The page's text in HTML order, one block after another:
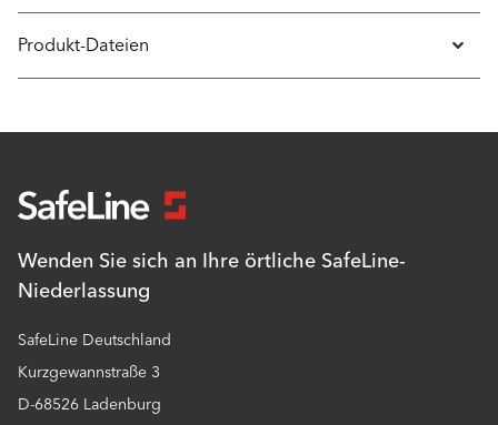
Produkt-Dateien
Wenden Sie sich an Ihre örtliche SafeLine-
Niederlassung
SafeLine Deutschland
Kurzgewannstraße 3
D-68526 Ladenburg